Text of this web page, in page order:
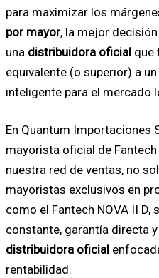
para maximizar los
por mayor, la mejor
una distribuidora oficial que
equivalente (o superior) a
inteligente para el mercado
En Quantum Importaciones
mayorista oficial de
nuestra red de ventas, no
mayoristas exclusivos en
como el Fantech NOVA II
constante, garantía directa
distribuidora oficial
rentabilidad.